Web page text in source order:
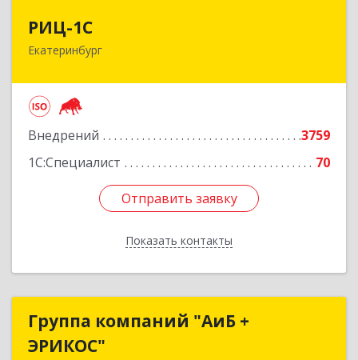
РИЦ-1С
Екатеринбург
Внедрений
3759
1С:Специалист
70
Отправить заявку
Показать контакты
620102, Свердловская обл, Екатеринбург г,
Отправить заявку
Назад
Группа компаний "АиБ +
ЭРИКОС"
Группа компаний "АиБ +